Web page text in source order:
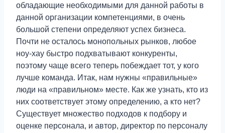
обладающие необходимыми для данной работы в
данной организации компетенциями, в очень
большой степени определяют успех бизнеса.
Почти не осталось монопольных рынков, любое
ноу-хау быстро подхватывают конкуренты,
поэтому чаще всего теперь побеждает тот, у кого
лучше команда. Итак, нам нужны «правильные»
люди на «правильном» месте. Как же узнать, кто из
них соответствует этому определению, а кто нет?
Существует множество подходов к подбору и
оценке персонала, и автор, директор по персоналу